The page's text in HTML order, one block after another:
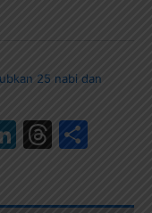
25 nabi dan
LinkedIn